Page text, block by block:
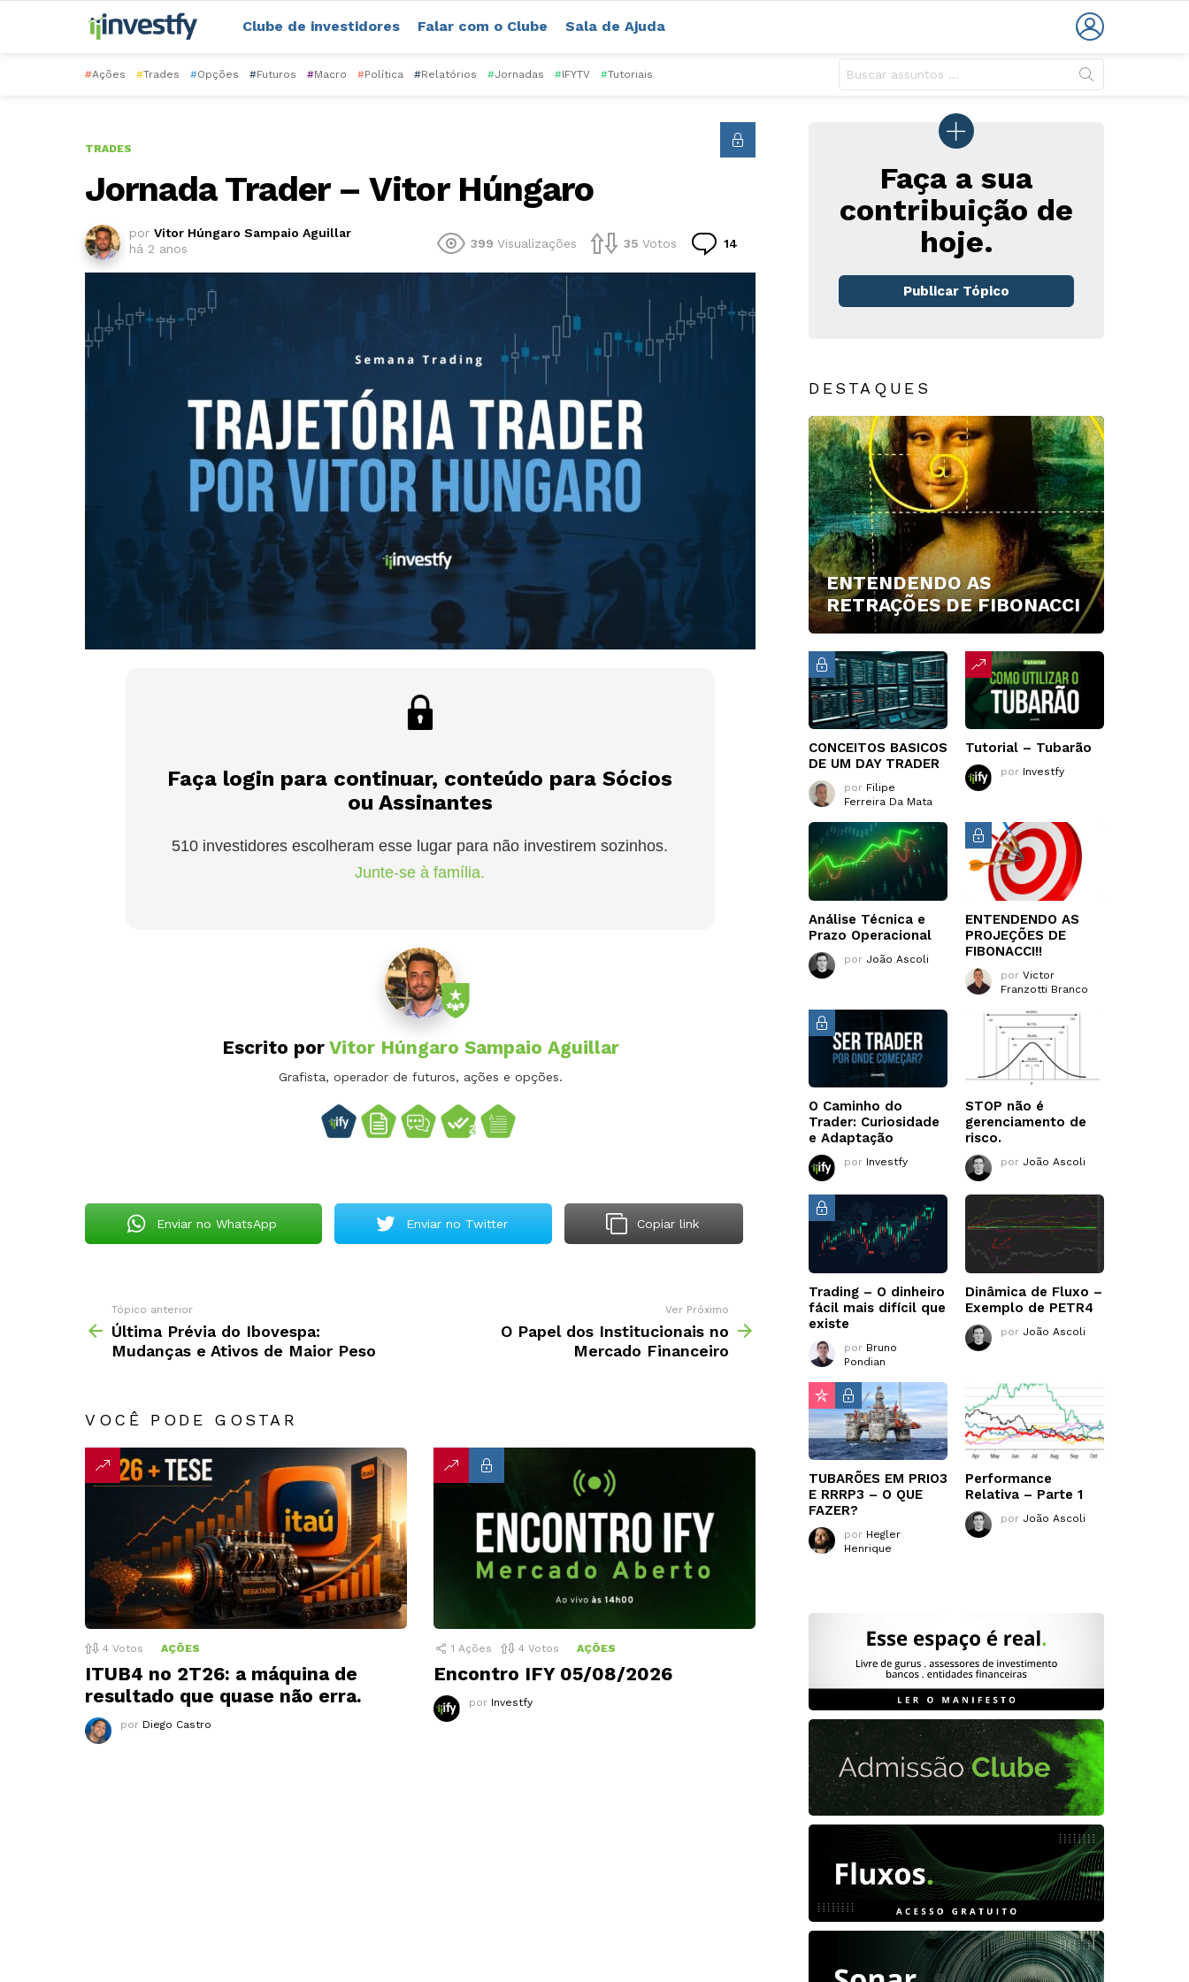
Clube de investidores Falar com o Clube Sala de Ajuda
#Ações #Trades #Opções #Futuros #Macro #Política #Relatórios #Jornadas #IFYTV #Tutoriais
TRADES
Jornada Trader – Vitor Húngaro
por Vitor Húngaro Sampaio Aguillar
há 2 anos
399 Visualizações 35 Votos 14
Faça login para continuar, conteúdo para Sócios
ou Assinantes
510 investidores escolheram esse lugar para não investirem sozinhos.
Junte-se à família.
Escrito por Vitor Húngaro Sampaio Aguillar
Grafista, operador de futuros, ações e opções.
Enviar no WhatsApp Enviar no Twitter Copiar link
Tópico anterior
Última Prévia do Ibovespa:
Mudanças e Ativos de Maior Peso
Ver Próximo
O Papel dos Institucionais no
Mercado Financeiro
VOCÊ PODE GOSTAR
4 Votos AÇÕES
ITUB4 no 2T26: a máquina de
resultado que quase não erra.
por Diego Castro
1 Ações 4 Votos AÇÕES
Encontro IFY 05/08/2026
por Investfy
Faça a sua
contribuição de
hoje.
Publicar Tópico
DESTAQUES
ENTENDENDO AS
RETRAÇÕES DE FIBONACCI
CONCEITOS BASICOS
DE UM DAY TRADER
por Filipe
Ferreira Da Mata
Tutorial – Tubarão
por Investfy
Análise Técnica e
Prazo Operacional
por João Ascoli
ENTENDENDO AS
PROJEÇÕES DE
FIBONACCI!!
por Victor
Franzotti Branco
O Caminho do
Trader: Curiosidade
e Adaptação
por Investfy
STOP não é
gerenciamento de
risco.
por João Ascoli
Trading – O dinheiro
fácil mais difícil que
existe
por Bruno
Pondian
Dinâmica de Fluxo –
Exemplo de PETR4
por João Ascoli
TUBARÕES EM PRIO3
E RRRP3 – O QUE
FAZER?
por Hegler
Henrique
Performance
Relativa – Parte 1
por João Ascoli